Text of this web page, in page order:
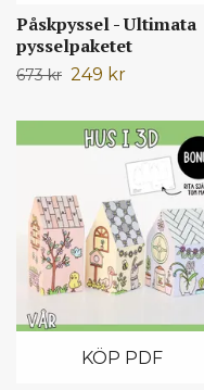
Påskpyssel - Ultimata
pysselpaketet
673 kr 249 kr
KÖP PDF